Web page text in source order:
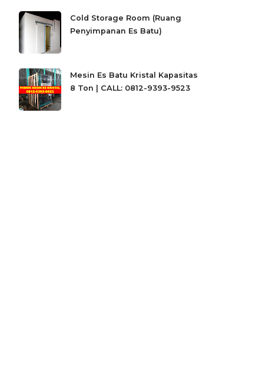
Cold Storage Room (Ruang
Penyimpanan Es Batu)
Mesin Es Batu Kristal Kapasitas
8 Ton | CALL: 0812-9393-9523